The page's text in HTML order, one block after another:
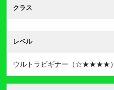
クラス
レベル
ウルトラビギナー（☆★★★★）